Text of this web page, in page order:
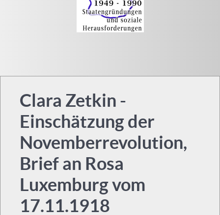
Clara Zetkin -
Einschätzung der
Novemberrevolution,
Brief an Rosa
Luxemburg vom
17.11.1918